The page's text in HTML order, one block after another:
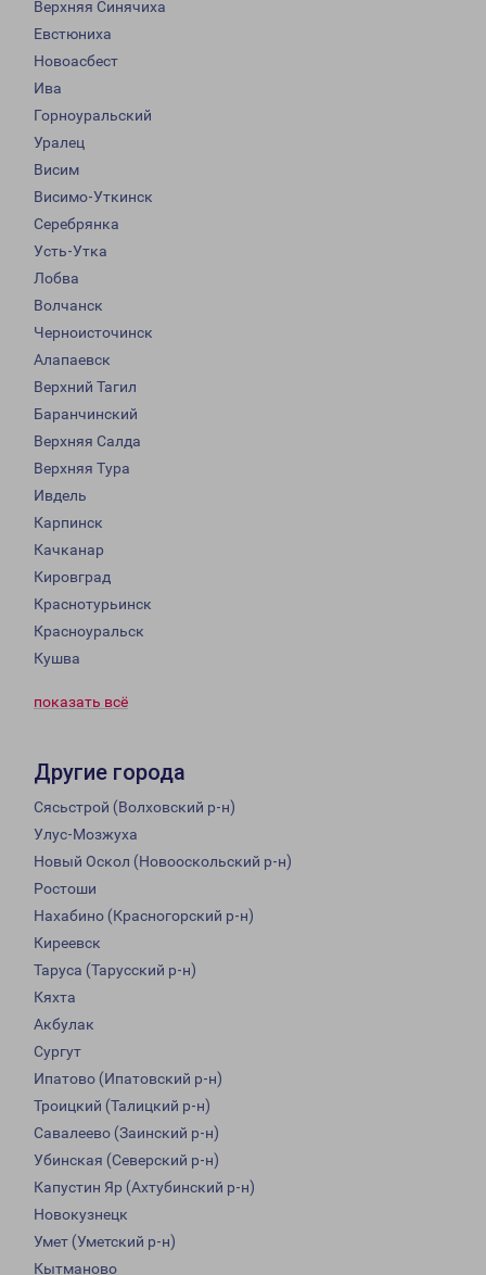
Верхняя Синячиха
Евстюниха
Новоасбест
Ива
Горноуральский
Уралец
Висим
Висимо-Уткинск
Серебрянка
Усть-Утка
Лобва
Волчанск
Черноисточинск
Алапаевск
Верхний Тагил
Баранчинский
Верхняя Салда
Верхняя Тура
Ивдель
Карпинск
Качканар
Кировград
Краснотурьинск
Красноуральск
Кушва
показать всё
Другие города
Сясьстрой (Волховский р-н)
Улус-Мозжуха
Новый Оскол (Новооскольский р-н)
Ростоши
Нахабино (Красногорский р-н)
Киреевск
Таруса (Тарусский р-н)
Кяхта
Акбулак
Сургут
Ипатово (Ипатовский р-н)
Троицкий (Талицкий р-н)
Савалеево (Заинский р-н)
Убинская (Северский р-н)
Капустин Яр (Ахтубинский р-н)
Новокузнецк
Умет (Уметский р-н)
Кытманово